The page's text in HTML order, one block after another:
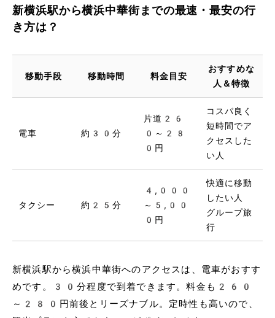
新横浜駅から横浜中華街までの最速・最安の行
き方は？
移動手段 移動時間 料金目安
おすすめな
人＆特徴
電車 約30分
片道26
0～28
0円
コスパ良く
短時間でア
クセスした
い人
タクシー 約25分
4,000
～5,00
0円
快適に移動
したい人
グループ旅
行
新横浜駅から横浜中華街へのアクセスは、電車がおすす
めです。30分程度で到着できます。料金も260
～280円前後とリーズナブル。定時性も高いので、